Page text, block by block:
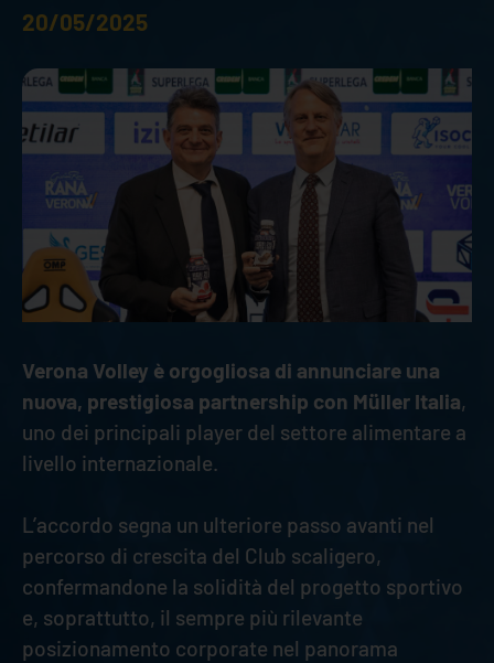
20/05/2025
Verona Volley è orgogliosa di annunciare una
nuova, prestigiosa partnership con Müller Italia,
uno dei principali player del settore alimentare a
livello internazionale.
L’accordo segna un ulteriore passo avanti nel
percorso di crescita del Club scaligero,
confermandone la solidità del progetto sportivo
e, soprattutto, il sempre più rilevante
posizionamento corporate nel panorama